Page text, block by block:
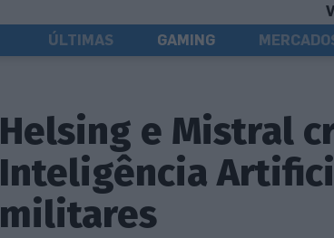
ÚLTIMAS
GAMING
Helsing e Mistral
Inteligência
militares